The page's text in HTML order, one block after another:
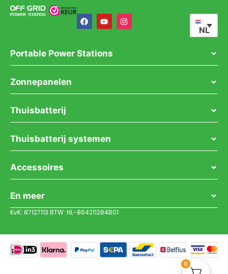
NL
Portable Power Stations
Zonnepanelen
Thuisbatterij
Thuisbatterij systemen
Accessoires
En meer
KvK: 87127113 BTW: NL-864211284B01
0